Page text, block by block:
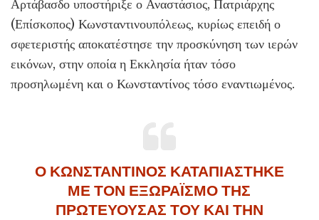
Αρτάβασδο υποστήριξε ο Αναστάσιος, Πατριάρχης
(Επίσκοπος) Κωνσταντινουπόλεως, κυρίως επειδή ο
σφετεριστής αποκατέστησε την προσκύνηση των ιερών
εικόνων, στην οποία η Εκκλησία ήταν τόσο
προσηλωμένη και ο Κωνσταντίνος τόσο εναντιωμένος.
Ο ΚΩΝΣΤΑΝΤΙΝΟΣ ΚΑΤΑΠΙΑΣΤΗΚΕ
ΜΕ ΤΟΝ ΕΞΩΡΑΪΣΜΟ ΤΗΣ
ΠΡΩΤΕΥΟΥΣΑΣ ΤΟΥ ΚΑΙ ΤΗΝ